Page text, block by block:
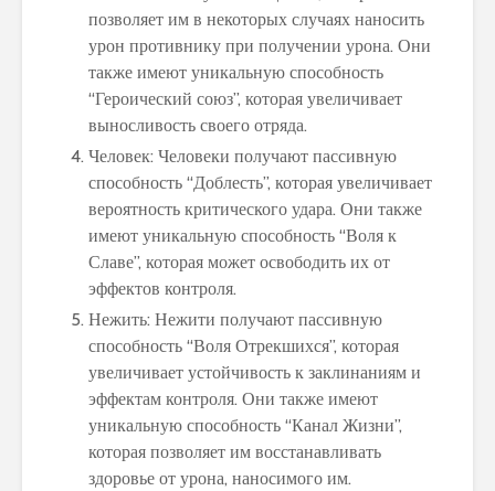
позволяет им в некоторых случаях наносить
урон противнику при получении урона. Они
также имеют уникальную способность
“Героический союз”, которая увеличивает
выносливость своего отряда.
Человек: Человеки получают пассивную
способность “Доблесть”, которая увеличивает
вероятность критического удара. Они также
имеют уникальную способность “Воля к
Славе”, которая может освободить их от
эффектов контроля.
Нежить: Нежити получают пассивную
способность “Воля Отрекшихся”, которая
увеличивает устойчивость к заклинаниям и
эффектам контроля. Они также имеют
уникальную способность “Канал Жизни”,
которая позволяет им восстанавливать
здоровье от урона, наносимого им.